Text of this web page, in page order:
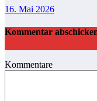
16. Mai 2026
Kommentar
Kommentare